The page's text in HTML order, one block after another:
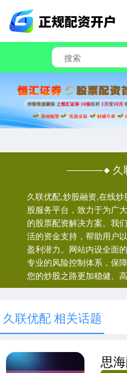
久
久联优配,炒股融资,在线
股服务平台，致力于为广
的股票配资解决方案。我
活的资金支持，帮助用户
盈利潜力。网站内设全面
专业的风险控制体系，保
您的炒股之路更加稳健、高
久联优配 相关话题